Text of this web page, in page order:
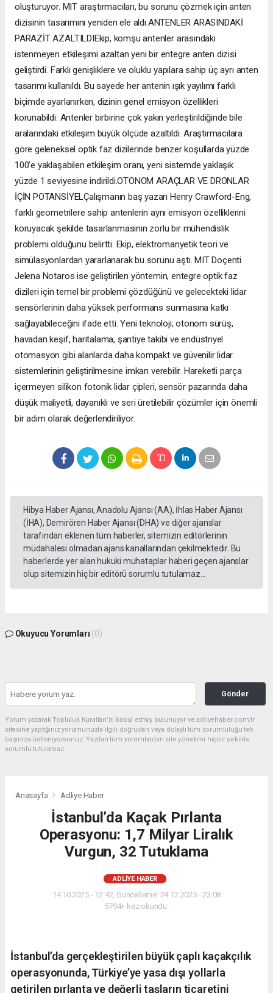
oluşturuyor. MIT araştırmacıları, bu sorunu çözmek için anten
dizisinin tasarımını yeniden ele aldı.ANTENLER ARASINDAKİ
PARAZİT AZALTILDIEkip, komşu antenler arasındaki
istenmeyen etkileşimi azaltan yeni bir entegre anten dizisi
geliştirdi. Farklı genişliklere ve oluklu yapılara sahip üç ayrı anten
tasarımı kullanıldı. Bu sayede her antenin ışık yayılımı farklı
biçimde ayarlanırken, dizinin genel emisyon özellikleri
korunabildi. Antenler birbirine çok yakın yerleştirildiğinde bile
aralarındaki etkileşim büyük ölçüde azaltıldı. Araştırmacılara
göre geleneksel optik faz dizilerinde benzer koşullarda yüzde
100’e yaklaşabilen etkileşim oranı, yeni sistemde yaklaşık
yüzde 1 seviyesine indirildi.OTONOM ARAÇLAR VE DRONLAR
İÇİN POTANSİYELÇalışmanın baş yazarı Henry Crawford-Eng,
farklı geometrilere sahip antenlerin aynı emisyon özelliklerini
koruyacak şekilde tasarlanmasının zorlu bir mühendislik
problemi olduğunu belirtti. Ekip, elektromanyetik teori ve
simülasyonlardan yararlanarak bu sorunu aştı. MIT Doçenti
Jelena Notaros ise geliştirilen yöntemin, entegre optik faz
dizileri için temel bir problemi çözdüğünü ve gelecekteki lidar
sensörlerinin daha yüksek performans sunmasına katkı
sağlayabileceğini ifade etti. Yeni teknoloji; otonom sürüş,
havadan keşif, haritalama, şantiye takibi ve endüstriyel
otomasyon gibi alanlarda daha kompakt ve güvenilir lidar
sistemlerinin geliştirilmesine imkan verebilir. Hareketli parça
içermeyen silikon fotonik lidar çipleri, sensör pazarında daha
düşük maliyetli, dayanıklı ve seri üretilebilir çözümler için önemli
bir adım olarak değerlendiriliyor.
Hibya Haber Ajansı, Anadolu Ajansı (AA), İhlas Haber Ajansı
(İHA), Demirören Haber Ajansı (DHA) ve diğer ajanslar
tarafından eklenen tüm haberler, sitemizin editörlerinin
müdahalesi olmadan ajans kanallarından çekilmektedir. Bu
haberlerde yer alan hukuki muhataplar haberi geçen ajanslar
olup sitemizin hiç bir editörü sorumlu tutulamaz...
Okuyucu Yorumları (0)
Gönder
Yorum yazarak Topluluk Kuralları’nı kabul etmiş bulunuyor ve adliyehaber.com.tr
sitesine yaptığınız yorumunuzla ilgili doğrudan veya dolaylı tüm sorumluluğu tek
başınıza üstleniyorsunuz. Yazılan tüm yorumlardan site yönetimi hiçbir şekilde
sorumlu tutulamaz.
Anasayfa Adliye Haber
İstanbul’da Kaçak Pırlanta
Operasyonu: 1,7 Milyar Liralık
Vurgun, 32 Tutuklama
ADLIYE HABER
14.10.2025 - 12:42, Güncelleme: 24.12.2025 - 23:08
5794+ kez okundu.
İstanbul’da gerçekleştirilen büyük çaplı kaçakçılık
operasyonunda, Türkiye’ye yasa dışı yollarla
getirilen pırlanta ve değerli taşların ticaretini